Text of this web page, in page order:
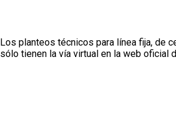
Los planteos técnicos para línea fija, de
sólo tienen la vía virtual en la web oficial